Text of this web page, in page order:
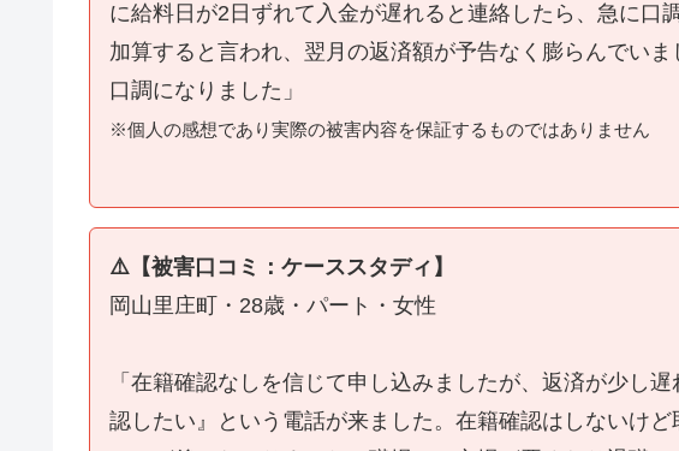
に給料日が2日ずれて入金が遅れると連絡したら、急に口
加算すると言われ、翌月の返済額が予告なく膨らんでい
口調になりました」
※個人の感想であり実際の被害内容を保証するものではありません
⚠️【被害口コミ：ケーススタディ】
岡山里庄町・28歳・パート・女性
「在籍確認なしを信じて申し込みましたが、返済が少し
認したい』という電話が来ました。在籍確認はしないけ